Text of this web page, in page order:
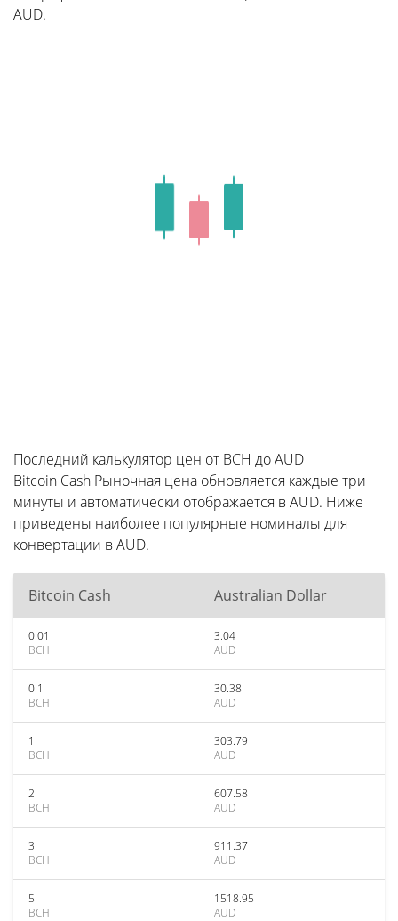
AUD.
Последний калькулятор цен от BCH до AUD
Bitcoin Cash Рыночная цена обновляется каждые три
минуты и автоматически отображается в AUD. Ниже
приведены наиболее популярные номиналы для
конвертации в AUD.
Bitcoin Cash Australian Dollar
0.01
BCH
3.04
AUD
0.1
BCH
30.38
AUD
1
BCH
303.79
AUD
2
BCH
607.58
AUD
3
BCH
911.37
AUD
5
BCH
1518.95
AUD